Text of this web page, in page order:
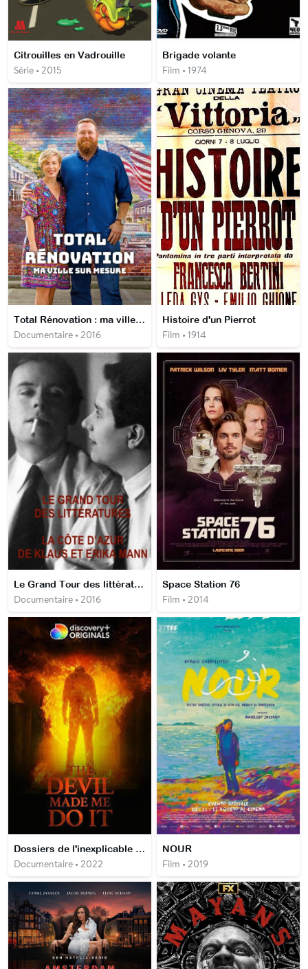
Citrouilles en Vadrouille
Série • 2015
Brigade volante
Film • 1974
Total Rénovation : ma ville sur mesure
Documentaire • 2016
Histoire d'un Pierrot
Film • 1914
Le Grand Tour des littératures : La Côte d'Azur de Klaus et Erika Mann
Documentaire • 2016
Space Station 76
Film • 2014
Dossiers de l'inexplicable : selon la volonté du diable
Documentaire • 2022
NOUR
Film • 2019